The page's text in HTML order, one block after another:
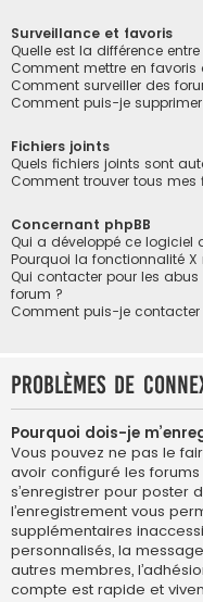
Surveillance et favoris
Quelle est la différence
Comment mettre en favoris
Comment surveiller des
Comment puis-je
Fichiers joints
Quels fichiers joints sont
Comment trouver tous mes
Concernant phpBB
Qui a développé ce logiciel
Pourquoi la fonctionnalité X
Qui contacter pour les
forum ?
Comment puis-je
Problèmes de
Pourquoi dois-je
Vous pouvez ne pas le
avoir configuré les
s’enregistrer pour poster
l’enregistrement vous
supplémentaires
personnalisés, la
autres membres,
compte est rapide et